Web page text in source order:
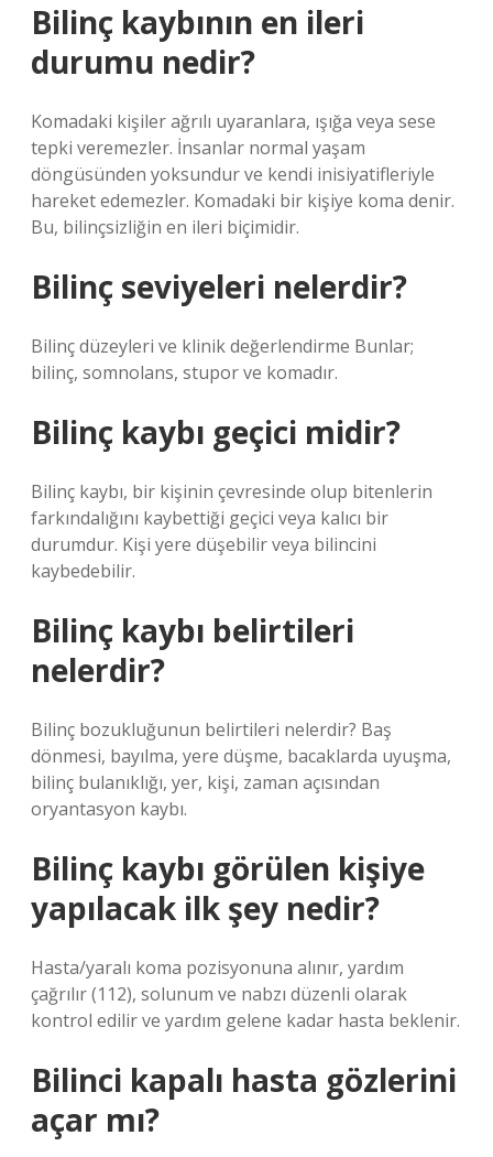
Bilinç kaybının en ileri
durumu nedir?
Komadaki kişiler ağrılı uyaranlara, ışığa veya sese
tepki veremezler. İnsanlar normal yaşam
döngüsünden yoksundur ve kendi inisiyatifleriyle
hareket edemezler. Komadaki bir kişiye koma denir.
Bu, bilinçsizliğin en ileri biçimidir.
Bilinç seviyeleri nelerdir?
Bilinç düzeyleri ve klinik değerlendirme Bunlar;
bilinç, somnolans, stupor ve komadır.
Bilinç kaybı geçici midir?
Bilinç kaybı, bir kişinin çevresinde olup bitenlerin
farkındalığını kaybettiği geçici veya kalıcı bir
durumdur. Kişi yere düşebilir veya bilincini
kaybedebilir.
Bilinç kaybı belirtileri
nelerdir?
Bilinç bozukluğunun belirtileri nelerdir? Baş
dönmesi, bayılma, yere düşme, bacaklarda uyuşma,
bilinç bulanıklığı, yer, kişi, zaman açısından
oryantasyon kaybı.
Bilinç kaybı görülen kişiye
yapılacak ilk şey nedir?
Hasta/yaralı koma pozisyonuna alınır, yardım
çağrılır (112), solunum ve nabzı düzenli olarak
kontrol edilir ve yardım gelene kadar hasta beklenir.
Bilinci kapalı hasta gözlerini
açar mı?